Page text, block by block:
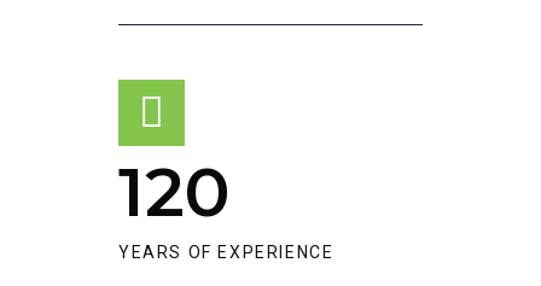
120
YEARS OF EXPERIENCE​